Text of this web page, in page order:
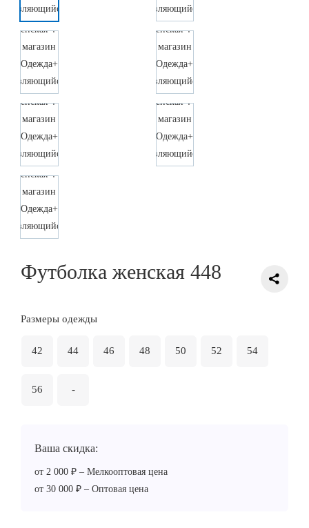
Футболка женская 448
Размеры одежды
42 44 46 48 50 52 54
56 -
Ваша скидка:
от 2 000 ₽ – Мелкооптовая цена
от 30 000 ₽ – Оптовая цена